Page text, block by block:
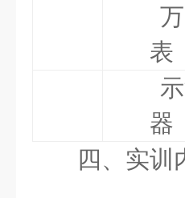
表
器
四、实训